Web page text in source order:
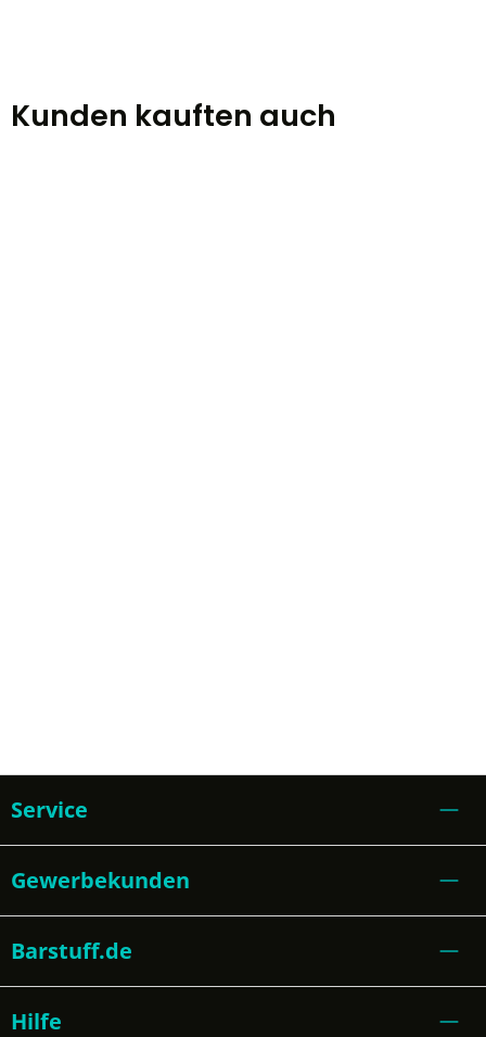
Kunden kauften auch
Service
Gewerbekunden
Barstuff.de
Hilfe